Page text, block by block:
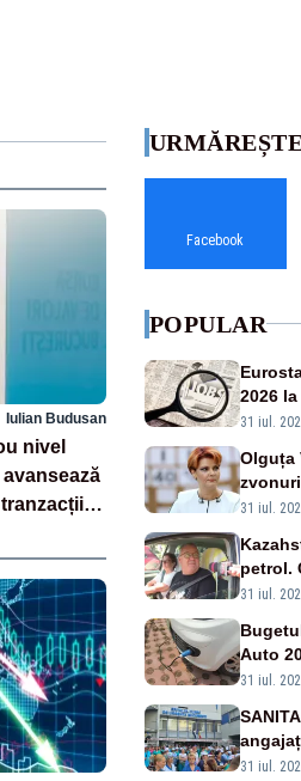
Iulian Budusan
nivel
Facebook
POPULAR
2026
31 iul.
Olguța
31 iul.
petrol.
iar
31 iul.
Auto
31 iul.
31 iul.